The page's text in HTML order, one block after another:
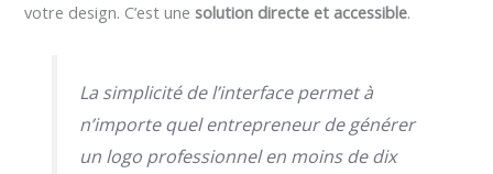
votre design. C’est unesolution directe et accessible.
La simplicité de l’interface permet à
n’importe quel entrepreneur de générer
un logo professionnel en moins de dix